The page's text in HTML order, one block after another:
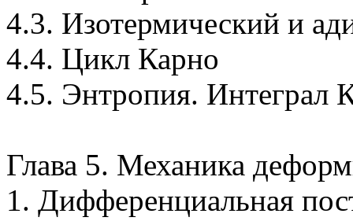
4.3. Изотермический и
4.4. Цикл Карно
4.5. Энтропия. Интеграл
Глава 5. Механика
1. Дифференциальная